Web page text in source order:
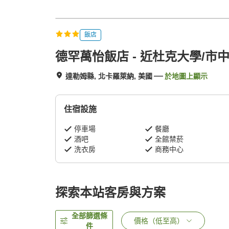
飯店
德罕萬怡飯店 - 近杜克大學/市
達勒姆縣, 北卡羅萊納, 美國 於地圖上顯示
住宿設施
停車場
餐廳
酒吧
全館禁菸
洗衣房
商務中心
探索本站客房與方案
全部篩選條
件
價格（低至高）